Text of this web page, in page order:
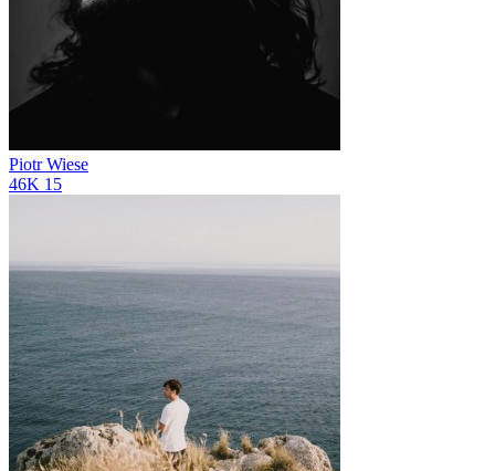
Piotr Wiese
46K 15